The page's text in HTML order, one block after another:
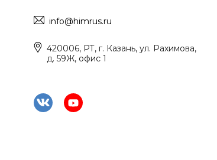
info@himrus.ru
420006, РТ, г. Казань, ул. Рахимова,
д. 59Ж, офис 1